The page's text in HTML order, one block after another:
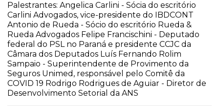
Palestrantes: Angelica Carlini - Sócia do escritório
Carlini Advogados, vice-presidente do IBDCONT
Antonio de Rueda - Sócio do escritório Rueda &
Rueda Advogados Felipe Francischini - Deputado
federal do PSL no Paraná e presidente CCJC da
Câmara dos Deputados Luís Fernando Rolim
Sampaio - Superintendente de Provimento da
Seguros Unimed, responsável pelo Comitê da
COVID 19 Rodrigo Rodrigues de Aguiar - Diretor de
Desenvolvimento Setorial da ANS